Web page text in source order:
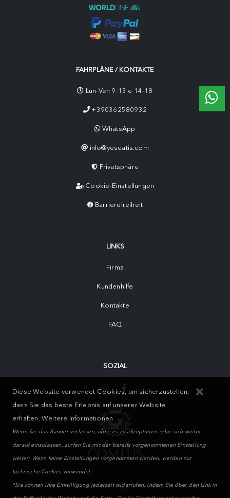
FAHRPLÄNE / KONTAKTE
Lun-Ven 9-13 e 14-18
+390362580932
WhatsApp
info@yeseatis.com
Privatsphäre
Cookie-Einstellungen
Barrierefreiheit
LINKS
Firma
Kundenhilfe
Kontakte
FAQ
SOZIAL
MIKAND WAY S.r.l. © 2026. All Rights Reserved | Powered by
Diese Website verwendet Cookies, um sicherzustellen,
dass Sie das beste Erlebnis auf unserer Website
erhalten.Weitere Informationen
Wenn Sie das Banner verlassen, ohne es zu akzeptieren oder sich weiter
darauf einzulassen, surfen Sie mit der bereits vorgenommenen Einstellung
weiter; Wenn keine Einstellungen vorgenommen werden, werden nur
technische Cookies verwendet
*Sie können Ihre Einwilligung jederzeit widerrufen, indem Sie über den Link in